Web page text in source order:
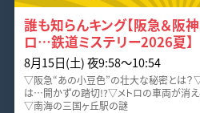
誰も知らんキング【阪急＆阪
ロ…鉄道ミステリー2026夏】
8月15日(土) 夜9:58〜10:54
▽阪急“あの小豆色”の壮大な秘密とは？
は…開かずの踏切!?▽メトロの車両が消え
▽南海の三国ヶ丘駅の謎